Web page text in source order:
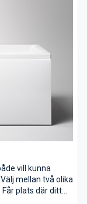
vill kunna
mellan två olika
plats där ditt